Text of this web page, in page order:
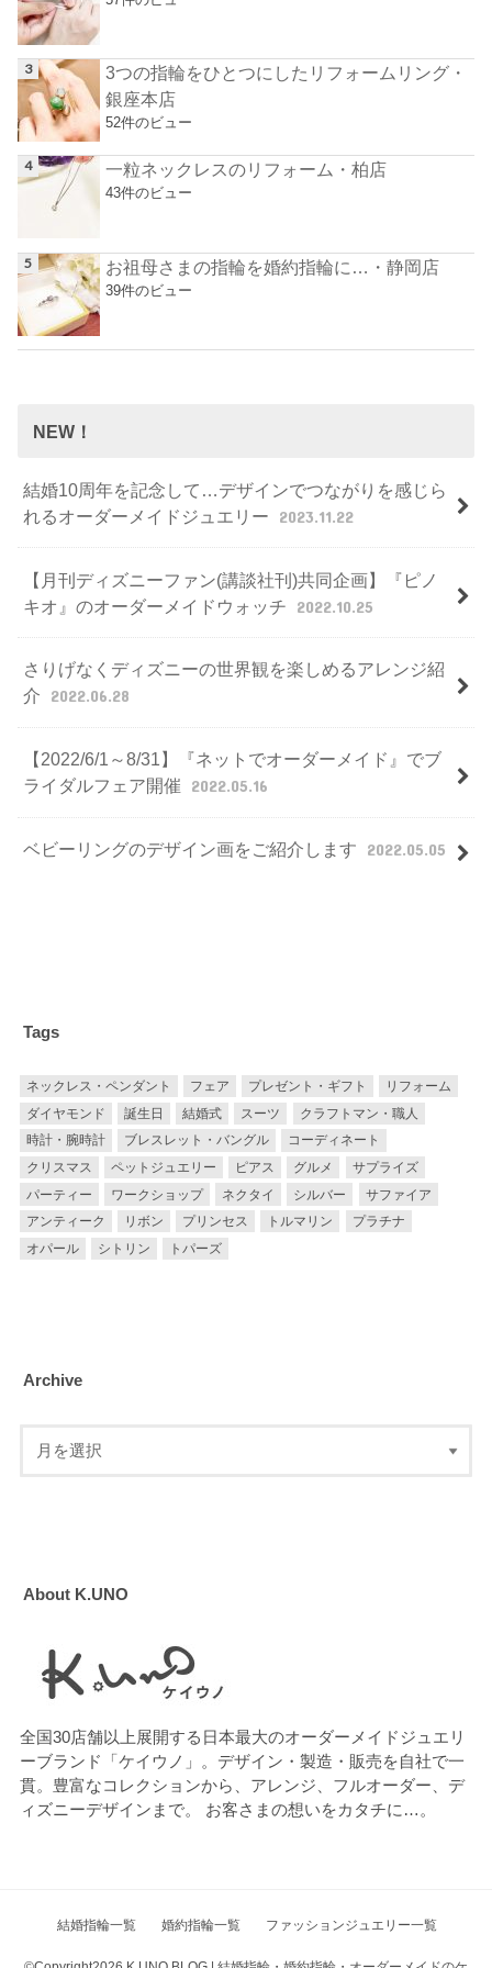
3つの指輪をひとつにしたリフォームリング・
銀座本店
52件のビュー
一粒ネックレスのリフォーム・柏店
43件のビュー
お祖母さまの指輪を婚約指輪に…・静岡店
39件のビュー
NEW！
結婚10周年を記念して…デザインでつながりを感じら
れるオーダーメイドジュエリー
2023.11.22
【月刊ディズニーファン(講談社刊)共同企画】『ピノ
キオ』のオーダーメイドウォッチ
2022.10.25
さりげなくディズニーの世界観を楽しめるアレンジ紹
介
2022.06.28
【2022/6/1～8/31】『ネットでオーダーメイド』でブ
ライダルフェア開催
2022.05.16
ベビーリングのデザイン画をご紹介します 2022.05.05
Tags
ネックレス・ペンダント フェア プレゼント・ギフト
リフォーム
ダイヤモンド
誕生日 結婚式 スーツ
クラフトマン・職人
時計・腕時計
ブレスレット・バングル
コーディネート
クリスマス
ペットジュエリー ピアス グルメ
サプライズ
パーティー
ワークショップ ネクタイ シルバー
サファイア
アンティーク
リボン プリンセス トルマリン
プラチナ
オパール
シトリン トパーズ
Archive
About K.UNO
全国30店舗以上展開する日本最大のオーダーメイドジュエリ
ーブランド「ケイウノ」。デザイン・製造・販売を自社で一
貫。豊富なコレクションから、アレンジ、フルオーダー、デ
ィズニーデザインまで。 お客さまの想いをカタチに…。
結婚指輪一覧 婚約指輪一覧 ファッションジュエリー一覧